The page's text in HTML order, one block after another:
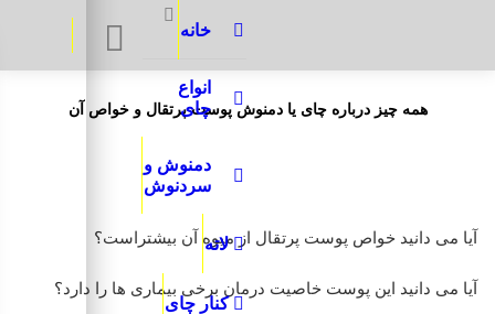
خانه
انواع
چای
دمنوش و
سردنوش
لاته
کنار چای
همه چیز درباره چای یا دمنوش پوست پرتقال و خواص آن
آیا می دانید خواص پوست پرتقال از میوه آن بیشتراست؟
آیا می دانید این پوست خاصیت درمان برخی بیماری ها را دارد؟